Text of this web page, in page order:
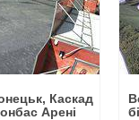
Каскад
Арені